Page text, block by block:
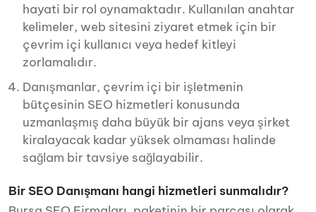
hayati bir rol oynamaktadır. Kullanılan anahtar
kelimeler, web sitesini ziyaret etmek için bir
çevrim içi kullanıcı veya hedef kitleyi
zorlamalıdır.
Danışmanlar, çevrim içi bir işletmenin
bütçesinin SEO hizmetleri konusunda
uzmanlaşmış daha büyük bir ajans veya şirket
kiralayacak kadar yüksek olmaması halinde
sağlam bir tavsiye sağlayabilir.
Bir SEO Danışmanı hangi hizmetleri sunmalıdır?